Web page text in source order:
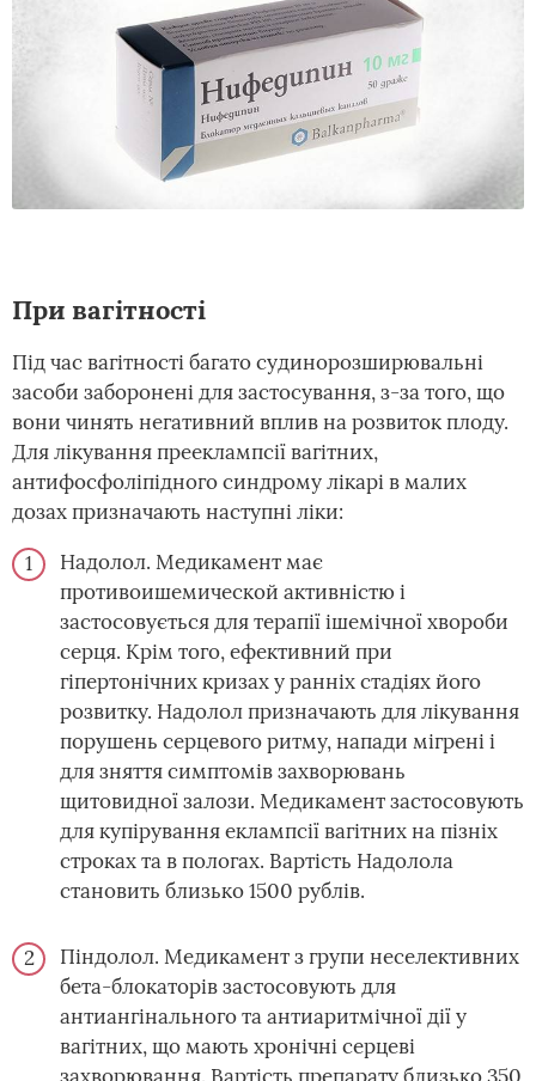
При вагітності
Під час вагітності багато судинорозширювальні
засоби заборонені для застосування, з-за того, що
вони чинять негативний вплив на розвиток плоду.
Для лікування прееклампсії вагітних,
антифосфоліпідного синдрому лікарі в малих
дозах призначають наступні ліки:
Надолол. Медикамент має
противоишемической активністю і
застосовується для терапії ішемічної хвороби
серця. Крім того, ефективний при
гіпертонічних кризах у ранніх стадіях його
розвитку. Надолол призначають для лікування
порушень серцевого ритму, напади мігрені і
для зняття симптомів захворювань
щитовидної залози. Медикамент застосовують
для купірування еклампсії вагітних на пізніх
строках та в пологах. Вартість Надолола
становить близько 1500 рублів.
Піндолол. Медикамент з групи неселективних
бета-блокаторів застосовують для
антиангінального та антиаритмічної дії у
вагітних, що мають хронічні серцеві